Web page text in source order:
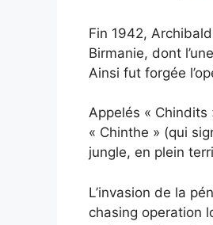
Fin 1942,
Birmanie, dont
Ainsi fut forgée
Appelés « Chindits
« Chinthe » (qui
jungle, en plein
L’invasion de la
chasing operation